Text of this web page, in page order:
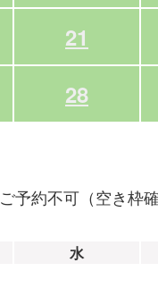
21
28
ご予約不可（空き枠
水